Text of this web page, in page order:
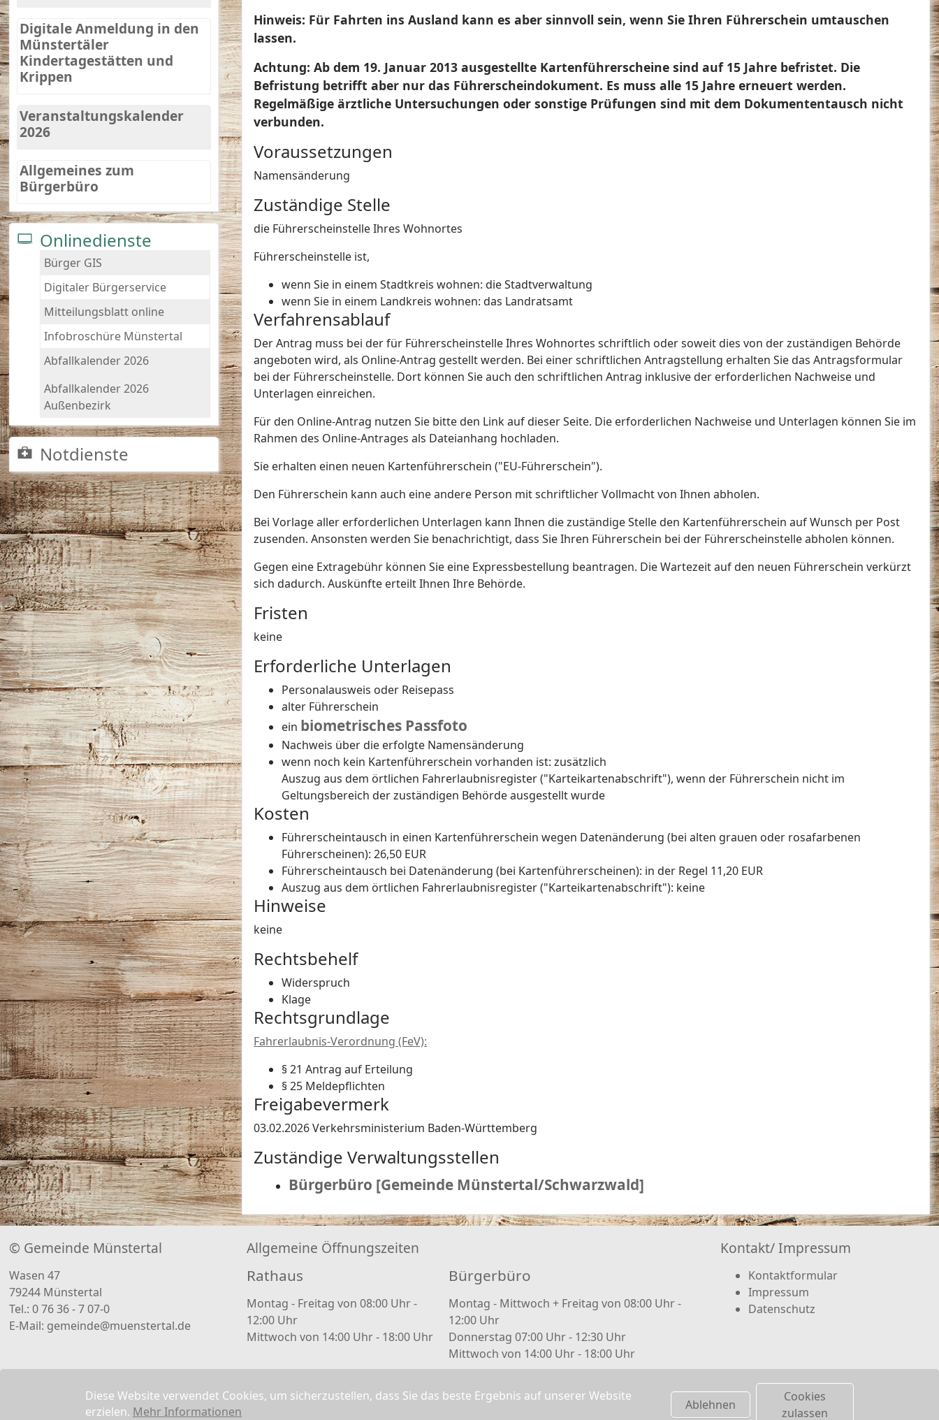
Diese Website verwendet Cookies, um sicherzustellen, dass Sie das beste Ergebnis auf unserer Website
erzielen. Mehr Informationen Ablehnen
Cookies
zulassen
Hinweis: Für Fahrten ins Ausland kann es aber sinnvoll sein, wenn Sie Ihren Führerschein umtauschen
lassen.
Achtung: Ab dem 19. Januar 2013 ausgestellte Kartenführerscheine sind auf 15 Jahre befristet. Die
Befristung betrifft aber nur das Führerscheindokument. Es muss alle 15 Jahre erneuert werden.
Regelmäßige ärztliche Untersuchungen oder sonstige Prüfungen sind mit dem Dokumententausch nicht
verbunden.
Voraussetzungen
Namensänderung
Zuständige Stelle
die Führerscheinstelle Ihres Wohnortes
Führerscheinstelle ist,
wenn Sie in einem Stadtkreis wohnen: die Stadtverwaltung
wenn Sie in einem Landkreis wohnen: das Landratsamt
Verfahrensablauf
Der Antrag muss bei der für Führerscheinstelle Ihres Wohnortes schriftlich oder soweit dies von der zuständigen Behörde
angeboten wird, als Online-Antrag gestellt werden. Bei einer schriftlichen Antragstellung erhalten Sie das Antragsformular
bei der Führerscheinstelle. Dort können Sie auch den schriftlichen Antrag inklusive der erforderlichen Nachweise und
Unterlagen einreichen.
Für den Online-Antrag nutzen Sie bitte den Link auf dieser Seite. Die erforderlichen Nachweise und Unterlagen können Sie im
Rahmen des Online-Antrages als Dateianhang hochladen.
Sie erhalten einen neuen Kartenführerschein ("EU-Führerschein").
Den Führerschein kann auch eine andere Person mit schriftlicher Vollmacht von Ihnen abholen.
Bei Vorlage aller erforderlichen Unterlagen kann Ihnen die zuständige Stelle den Kartenführerschein auf Wunsch per Post
zusenden. Ansonsten werden Sie benachrichtigt, dass Sie Ihren Führerschein bei der Führerscheinstelle abholen können.
Gegen eine Extragebühr können Sie eine Expressbestellung beantragen. Die Wartezeit auf den neuen Führerschein verkürzt
sich dadurch. Auskünfte erteilt Ihnen Ihre Behörde.
Fristen
keine
Erforderliche Unterlagen
Personalausweis oder Reisepass
alter Führerschein
ein biometrisches Passfoto
Nachweis über die erfolgte Namensänderung
wenn noch kein Kartenführerschein vorhanden ist: zusätzlich
Auszug aus dem örtlichen Fahrerlaubnisregister ("Karteikartenabschrift"), wenn der Führerschein nicht im
Geltungsbereich der zuständigen Behörde ausgestellt wurde
Kosten
Führerscheintausch in einen Kartenführerschein wegen Datenänderung (bei alten grauen oder rosafarbenen
Führerscheinen): 26,50 EUR
Führerscheintausch bei Datenänderung (bei Kartenführerscheinen): in der Regel 11,20 EUR
Auszug aus dem örtlichen Fahrerlaubnisregister ("Karteikartenabschrift"): keine
Hinweise
keine
Rechtsbehelf
Widerspruch
Klage
Rechtsgrundlage
Fahrerlaubnis-Verordnung (FeV):
§ 21 Antrag auf Erteilung
§ 25 Meldepflichten
Freigabevermerk
03.02.2026Verkehrsministerium Baden-Württemberg
Zuständige Verwaltungsstellen
Bürgerbüro [Gemeinde Münstertal/Schwarzwald]
Digitale Anmeldung in den
Münstertäler
Kindertagestätten und
Krippen
Veranstaltungskalender
2026
Allgemeines zum
Bürgerbüro
Onlinedienste
Bürger GIS
Digitaler Bürgerservice
Mitteilungsblatt online
Infobroschüre Münstertal
Abfallkalender 2026
Abfallkalender 2026
Außenbezirk
Notdienste
© Gemeinde Münstertal
Wasen 47
79244 Münstertal
Tel.: 0 76 36 - 7 07-0
E-Mail: gemeinde@muenstertal.de
Allgemeine Öffnungszeiten
Rathaus
Montag - Freitag von 08:00 Uhr -
12:00 Uhr
Mittwoch von 14:00 Uhr - 18:00 Uhr
Bürgerbüro
Montag - Mittwoch + Freitag von 08:00 Uhr -
12:00 Uhr
Donnerstag 07:00 Uhr - 12:30 Uhr
Mittwoch von 14:00 Uhr - 18:00 Uhr
klicken)
Kontakt/ Impressum
Kontaktformular
Impressum
Datenschutz